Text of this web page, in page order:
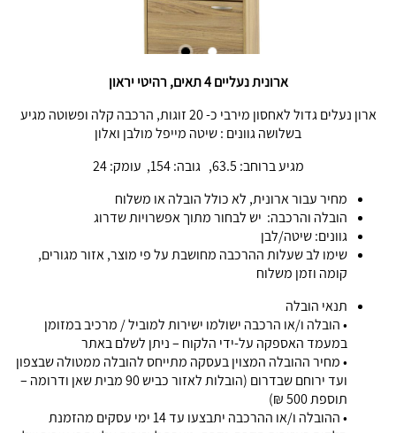
ארונית נעליים 4 תאים, רהיטי יראון
ארון נעלים גדול לאחסון מירבי כ- 20 זוגות, הרכבה קלה ופשוטה מגיע
בשלושה גוונים : שיטה מייפל מולבן ואלון
מגיע ברוחב: 63.5, גובה: 154, עומק: 24
מחיר עבור ארונית, לא כולל הובלה או משלוח
הובלה והרכבה: יש לבחור מתוך אפשרויות שדרוג
גוונים: שיטה/לבן
שימו לב שעלות ההרכבה מחושבת על פי מוצר, אזור מגורים,
קומה וזמן משלוח
תנאי הובלה
• הובלה ו/או הרכבה ישולמו ישירות למוביל / מרכיב במזומן
במעמד האספקה על-ידי הלקוח – ניתן לשלם באתר
• מחיר ההובלה המצוין בעסקה מתייחס להובלה ממטולה שבצפון
ועד ירוחם שבדרום (הובלות לאזור כביש 90 מבית שאן ודרומה –
תוספת 500 ₪)
• ההובלה ו/או ההרכבה יתבצעו עד 14 ימי עסקים מהזמנת